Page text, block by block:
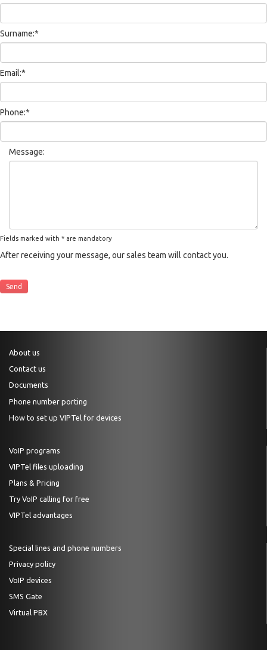
Surname:*
Email:*
Phone:*
Message:
Fields marked with * are mandatory
After receiving your message, our sales team will contact you.
About us
Contact us
Documents
Phone number porting
How to set up VIPTel for devices
VoIP programs
VIPTel files uploading
Plans & Pricing
Try VoIP calling for free
VIPTel advantages
Special lines and phone numbers
Privacy policy
VoIP devices
SMS Gate
Virtual PBX